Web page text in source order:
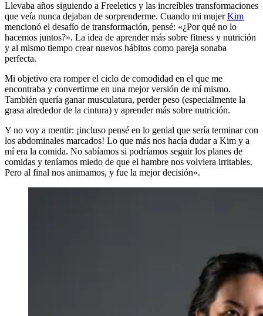
Llevaba años siguiendo a Freeletics y las increíbles transformaciones
que veía nunca dejaban de sorprenderme. Cuando mi mujerKim
mencionó el desafío de transformación, pensé: «¿Por qué no lo
hacemos juntos?». La idea de aprender más sobre fitness y nutrición
y al mismo tiempo crear nuevos hábitos como pareja sonaba
perfecta.
Mi objetivo era romper el ciclo de comodidad en el que me
encontraba y convertirme en una mejor versión de mí mismo.
También quería ganar musculatura, perder peso (especialmente la
grasa alrededor de la cintura) y aprender más sobre nutrición.
Y no voy a mentir: ¡incluso pensé en lo genial que sería terminar con
los abdominales marcados! Lo que más nos hacía dudar a Kim y a
mí era la comida. No sabíamos si podríamos seguir los planes de
comidas y teníamos miedo de que el hambre nos volviera irritables.
Pero al final nos animamos, y fue la mejor decisión».